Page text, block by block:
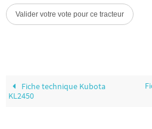
Fiche technique Kubota
KL2450